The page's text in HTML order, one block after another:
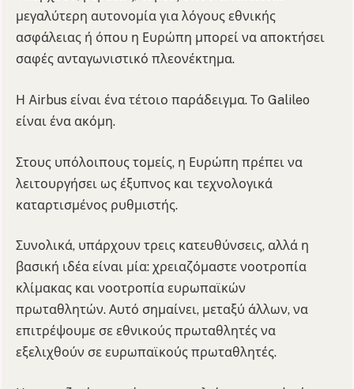
μεγαλύτερη αυτονομία για λόγους εθνικής
ασφάλειας ή όπου η Ευρώπη μπορεί να αποκτήσει
σαφές ανταγωνιστικό πλεονέκτημα.
Η Airbus είναι ένα τέτοιο παράδειγμα. Το Galileo
είναι ένα ακόμη.
Στους υπόλοιπους τομείς, η Ευρώπη πρέπει να
λειτουργήσει ως έξυπνος και τεχνολογικά
καταρτισμένος ρυθμιστής.
Συνολικά, υπάρχουν τρεις κατευθύνσεις, αλλά η
βασική ιδέα είναι μία: χρειαζόμαστε νοοτροπία
κλίμακας και νοοτροπία ευρωπαϊκών
πρωταθλητών. Αυτό σημαίνει, μεταξύ άλλων, να
επιτρέψουμε σε εθνικούς πρωταθλητές να
εξελιχθούν σε ευρωπαϊκούς πρωταθλητές.